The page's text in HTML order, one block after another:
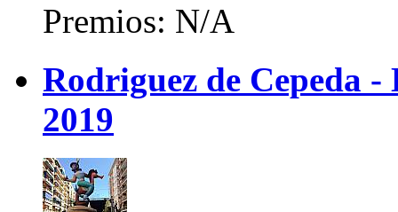
Premios: N/A
Rodriguez de Cepeda
2019